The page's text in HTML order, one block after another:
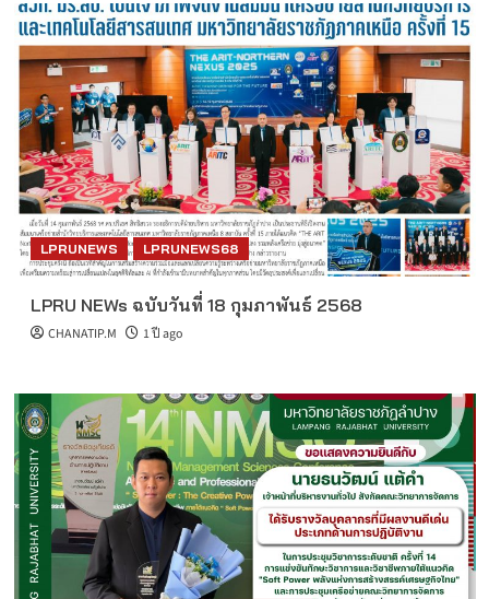
LPRUNEWS LPRUNEWS68
LPRU NEWs ฉบับวันที่ 18 กุมภาพันธ์ 2568
CHANATIP.M 1 ปี ago